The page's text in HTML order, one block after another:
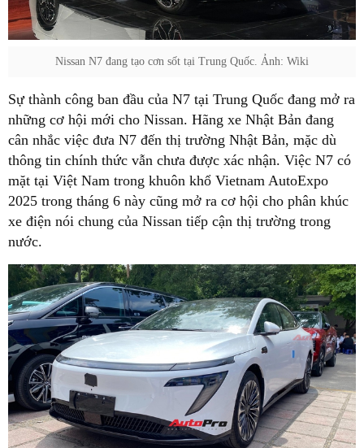
Nissan N7 đang tạo cơn sốt tại Trung Quốc. Ảnh: Wiki
Sự thành công ban đầu của N7 tại Trung Quốc đang mở ra
những cơ hội mới cho Nissan. Hãng xe Nhật Bản đang
cân nhắc việc đưa N7 đến thị trường Nhật Bản, mặc dù
thông tin chính thức vẫn chưa được xác nhận. Việc N7 có
mặt tại Việt Nam trong khuôn khổ Vietnam AutoExpo
2025 trong tháng 6 này cũng mở ra cơ hội cho phân khúc
xe điện nói chung của Nissan tiếp cận thị trường trong
nước.